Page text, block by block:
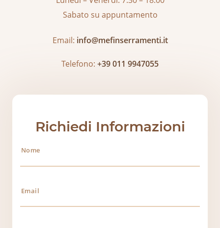
Sabato su appuntamento
Email: info@mefinserramenti.it
Telefono: +39 011 9947055
Richiedi Informazioni